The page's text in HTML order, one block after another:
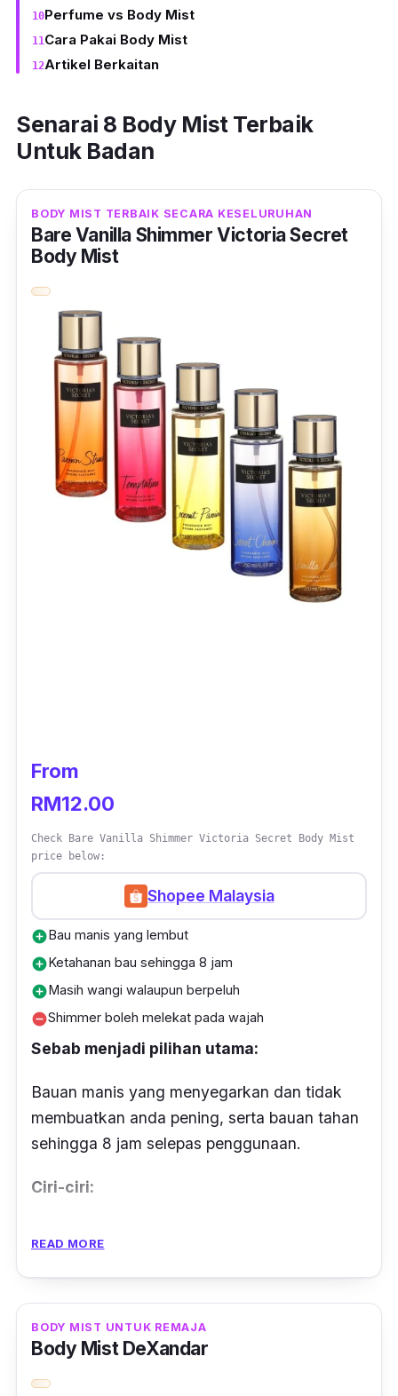
Perfume vs Body Mist
Cara Pakai Body Mist
Artikel Berkaitan
Senarai 8 Body Mist Terbaik
Untuk Badan
BODY MIST TERBAIK SECARA KESELURUHAN
Bare Vanilla Shimmer Victoria Secret
Body Mist
From
RM12.00
Check Bare Vanilla Shimmer Victoria Secret Body Mist
price below:
Shopee Malaysia
add_circleBau manis yang lembut
add_circleKetahanan bau sehingga 8 jam
add_circleMasih wangi walaupun berpeluh
remove_circleShimmer boleh melekat pada wajah
Sebab menjadi pilihan utama:
Bauan manis yang menyegarkan dan tidak
membuatkan anda pening, serta bauan tahan
sehingga 8 jam selepas penggunaan.
Ciri-ciri:
keyakinan buat diri sendiri.
Dengan cuaca di Malaysia agak panas dan
lembap boleh membuatkan badan kita sangat
mudah untuk berpeluh dan berbau.
READ MORE
BODY MIST UNTUK REMAJA
Body Mist DeXandar